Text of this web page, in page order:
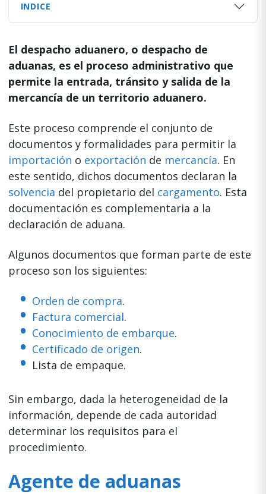
INDICE
El despacho aduanero, o despacho de
aduanas, es el proceso administrativo que
permite la entrada, tránsito y salida de la
mercancía de un territorio aduanero.
Este proceso comprende el conjunto de
documentos y formalidades para permitir la
importación o exportación de mercancía. En
este sentido, dichos documentos declaran la
solvencia del propietario del cargamento. Esta
documentación es complementaria a la
declaración de aduana.
Algunos documentos que forman parte de este
proceso son los siguientes:
Orden de compra.
Factura comercial.
Conocimiento de embarque.
Certificado de origen.
Lista de empaque.
Sin embargo, dada la heterogeneidad de la
información, depende de cada autoridad
determinar los requisitos para el
procedimiento.
Agente de aduanas